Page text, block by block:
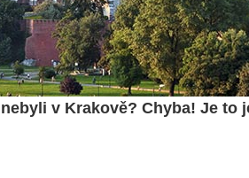
v Krakově? Chyba! Je to